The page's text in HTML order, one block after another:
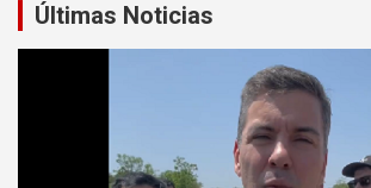
Últimas Noticias